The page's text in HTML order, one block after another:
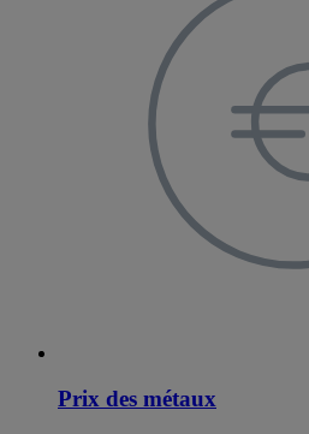
Prix des métaux